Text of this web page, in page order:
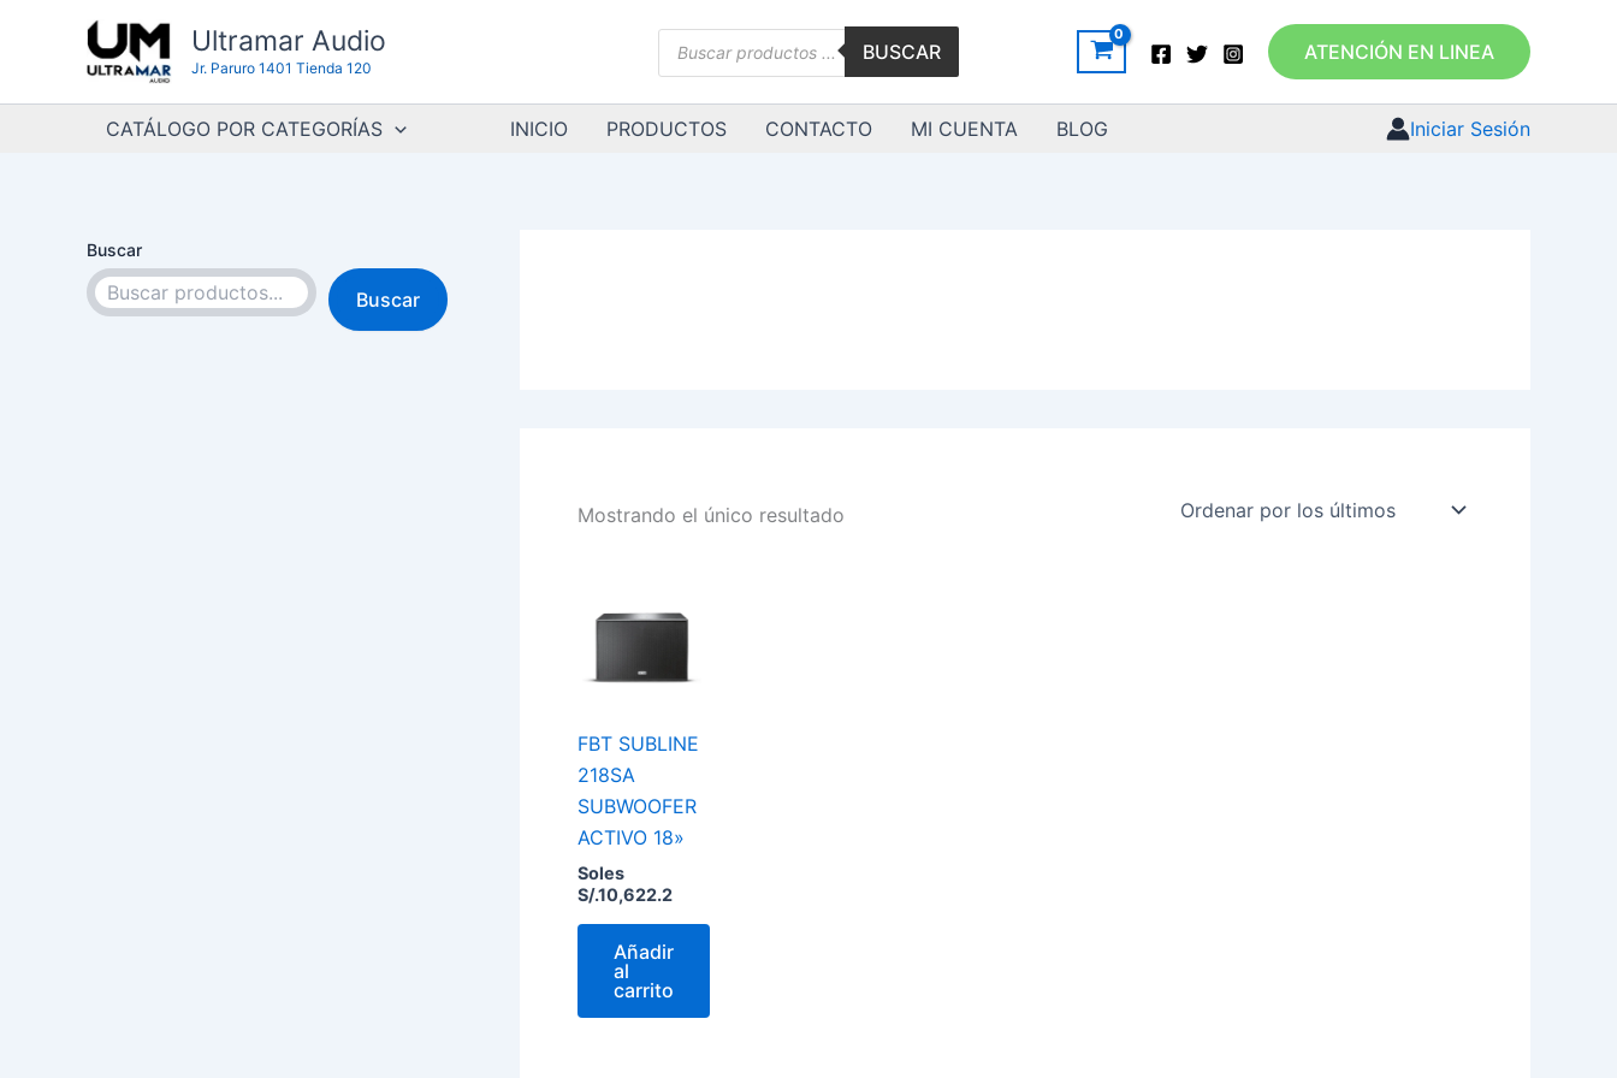
contenido
Ultramar Audio
Jr. Paruro 1401 Tienda 120
Búsqueda
BUSCAR ATENCIÓN EN LINEA
CATÁLOGO POR CATEGORÍAS INICIO PRODUCTOS CONTACTO MI CUENTA BLOG Iniciar Sesión
Buscar
Buscar
Mostrando el único resultado
FBT SUBLINE
218SA
SUBWOOFER
ACTIVO 18»
Soles
S/.10,622.2
Añadir
al
carrito